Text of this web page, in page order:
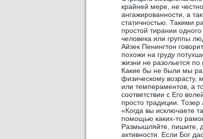
крайней мере, не
ангажированности, а
статичностью. Такими
простой тирании
человека или группы
Айзек Пенингтон
похожи на груду
жизни не разольется по
Какие бы не были мы
физическому
или темпераментов, а
соответствии с Его
просто традиции.
«Когда вы исключаете
помощью каких-то
Размышляйте, пишите,
активности. Если Бог